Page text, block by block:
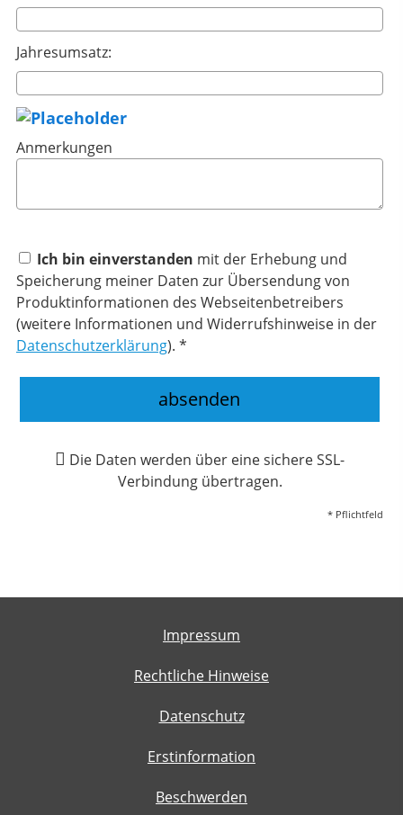
Jahresumsatz:
Anmerkungen
Ich bin einverstanden mit der Erhebung und
Speicherung meiner Daten zur Übersendung von
Produktinformationen des Webseitenbetreibers
(weitere Informationen und Widerrufshinweise in der
Datenschutzerklärung). *
absenden
Die Daten werden über eine sichere SSL-
Verbindung übertragen.
* Pflichtfeld
Impressum
Rechtliche Hinweise
Datenschutz
Erstinformation
Beschwerden